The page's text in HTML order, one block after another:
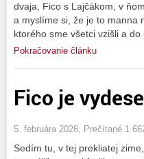
dvaja, Fico s Lajčákom, v
a myslíme si, že je to manna
ktorého sme všetci vzišli a
Pokračovanie článku
Fico je
5. februára 2026, Prečítané 1
Sedím tu, v tej prekliatej